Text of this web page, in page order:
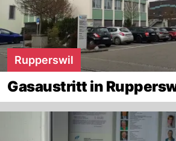
Rupperswil
Gasaustritt in